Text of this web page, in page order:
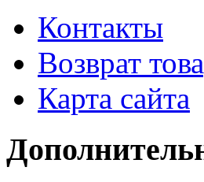
Контакты
Возврат
Карта сайта